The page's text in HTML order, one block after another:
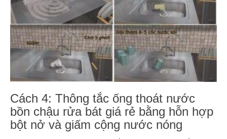
Cách 4: Thông tắc ống thoát nước
bồn chậu rửa bát giá rẻ bằng hỗn hợp
bột nở và giấm cộng nước nóng